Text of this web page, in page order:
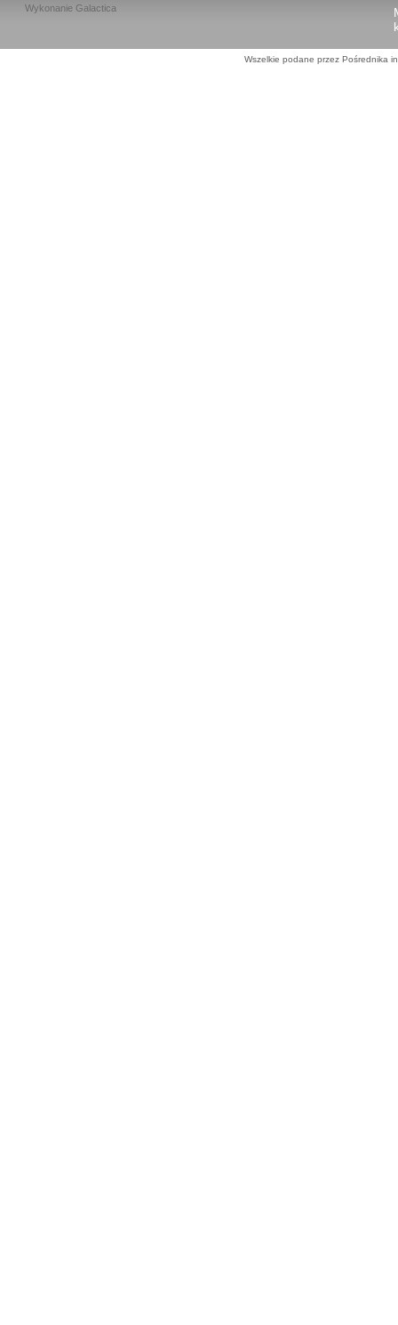
Wykonanie Galactica
Wszelkie podane przez Pośrednika